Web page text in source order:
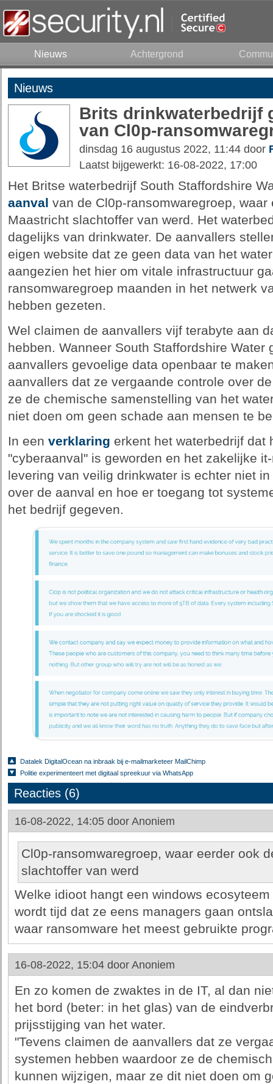
Nieuws Achtergrond
Nieuws
Brits drinkwaterbedrijf
van Cl0p-
dinsdag 16 augustus 2022, 11:44 door
Laatst bijgewerkt: 16-08-2022, 17:00
Het Britse waterbedrijf South Staffordshire
aanval van de Cl0p-ransomwaregroep,
Maastricht slachtoffer van werd. Het
dagelijks van drinkwater. De aanvallers
eigen website dat ze geen data van het
aangezien het hier om vitale infrastructuur
ransomwaregroep maanden in het netwerk
hebben gezeten.
Wel claimen de aanvallers vijf terabyte aan
hebben. Wanneer South Staffordshire
aanvallers gevoelige data openbaar te
aanvallers dat ze vergaande controle over
ze de chemische samenstelling van het
niet doen om geen schade aan mensen te
In een verklaring erkent het waterbedrijf dat
"cyberaanval" is geworden en het zakelijke
levering van veilig drinkwater is echter niet
over de aanval en hoe er toegang tot
het bedrijf gegeven.
Datalek DigitalOcean na inbraak bij e-mailmarketeer MailChimp
Politie experimenteert met digitaal spreekuur via WhatsApp
Reacties (6)
16-08-2022, 14:05 door Anoniem
Cl0p-ransomwaregroep, waar eerder ook
slachtoffer van werd
Welke idioot hangt een windows
wordt tijd dat ze eens managers gaan
waar ransomware het meest gebruikte
16-08-2022, 15:04 door Anoniem
En zo komen de zwaktes in de IT, al dan
het bord (beter: in het glas) van de
prijsstijging van het water.
"Tevens claimen de aanvallers dat ze
systemen hebben waardoor ze de
kunnen wijzigen, maar ze dit niet doen om